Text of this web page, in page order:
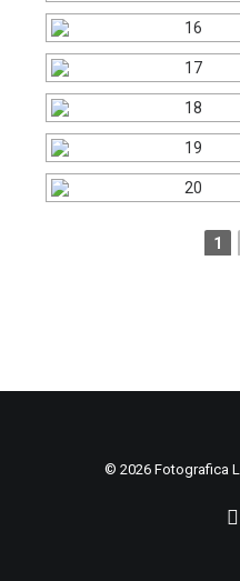
1
© 2026 Fotografica